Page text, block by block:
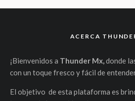
ACERCA
¡Bienvenidos a Thunder Mx,donde
con un toque fresco y fácil de
El objetivo de esta plataforma es